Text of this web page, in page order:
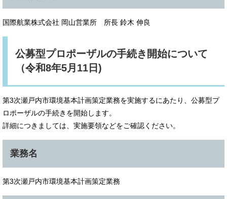
国際航業株式会社 岡山営業所 所長 鈴木 伸良 ​
​公募型プロポーザルの手続き開始について
（令和8年5月11日)
第3次瀬戸内市環境基本計画策定業務を実施するにあたり、公募型プ
ロポーザルの手続きを開始します。
詳細につきましては、実施要領などをご確認ください。
業務名
第3次瀬戸内市環境基本計画策定業務